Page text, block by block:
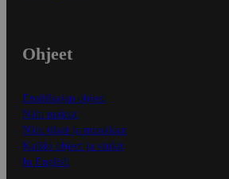
Ohjeet
Ensitilaajan ohjeet
Näin maksat
Näin tilaat ja muokkaat
Kaikki ohjeet ja vinkit
In English